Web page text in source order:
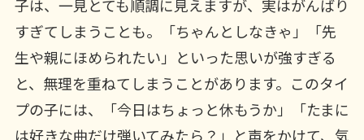
子は、一見とても順調に見えますが、実はがんばり
すぎてしまうことも。「ちゃんとしなきゃ」「先
生や親にほめられたい」といった思いが強すぎる
と、無理を重ねてしまうことがあります。このタイ
プの子には、「今日はちょっと休もうか」「たまに
は好きな曲だけ弾いてみたら？」と声をかけて、気